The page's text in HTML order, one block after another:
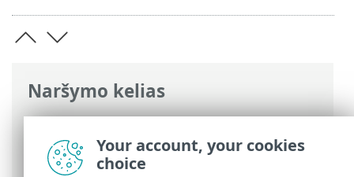
Naršymo kelias
ESET interneto žinynas>ESET Parental
Control for Android>Vaiko įrenginio
nustatymai
Your account, your cookies
choice